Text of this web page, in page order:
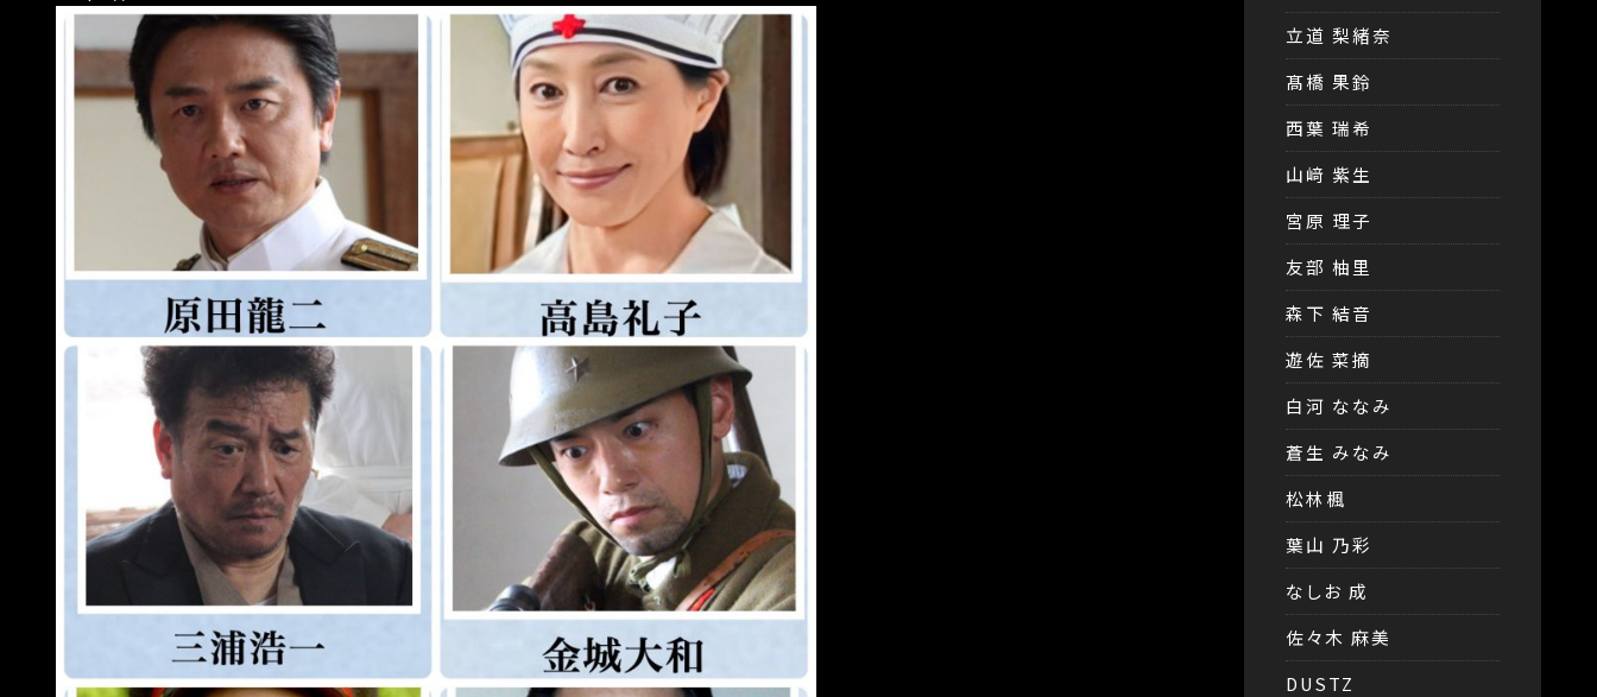
立道 梨緒奈
髙橋 果鈴
西葉 瑞希
山﨑 紫生
宮原 理子
友部 柚里
森下 結音
遊佐 菜摘
白河 ななみ
蒼生 みなみ
松林楓
葉山 乃彩
なしお 成
佐々木 麻美
DUSTZ